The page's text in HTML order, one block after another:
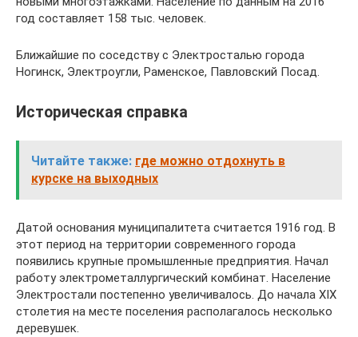
год составляет 158 тыс. человек.
Ближайшие по соседству с Электросталью города
Ногинск, Электроугли, Раменское, Павловский Посад.
Историческая справка
Читайте также: где можно отдохнуть в
курске на выходных
Датой основания муниципалитета считается 1916 год. В
этот период на территории современного города
появились крупные промышленные предприятия. Начал
работу электрометаллургический комбинат. Население
Электростали постепенно увеличивалось. До начала XIX
столетия на месте поселения располагалось несколько
деревушек.